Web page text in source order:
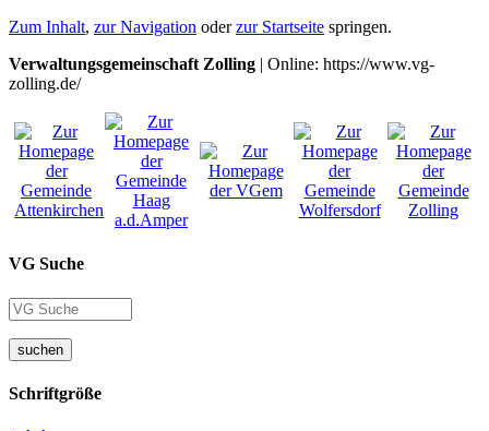
Zum Inhalt, zur Navigation oderzur Startseite springen.
Verwaltungsgemeinschaft Zolling | Online: https://www.vg-
zolling.de/
VG Suche
suchen
Schriftgröße